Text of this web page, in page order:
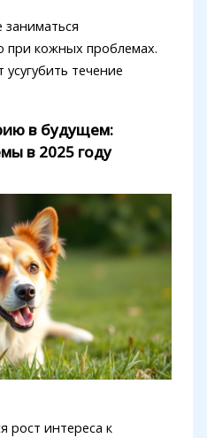
заниматься
при кожных проблемах.
течение
в будущем:
в 2025 году
рост интереса к